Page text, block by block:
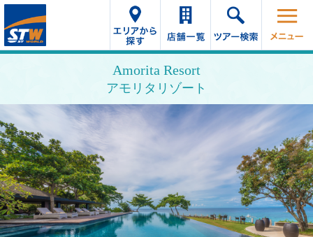
Amorita Resort
アモリタリゾート